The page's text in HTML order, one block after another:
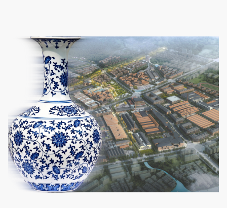
分类化解、阵地亲民化改造等方面工作开展情况，对社区党
委网格精细化管理服务等有效做法给予充分肯定。陈克龙强
调，要自觉用习近平党建思想谋划推进党建引领基层治理工
作，推行把支部建在网格上，把力量汇聚在网格上，做深矛
盾纠纷常态化排查化解，做实“网格吹哨、部门报到”全链条
闭环机制，切实提升基层党组织服务群众、凝聚群众、引领
群众的能力水平，持续增强群众获得感、幸福感、安全感。